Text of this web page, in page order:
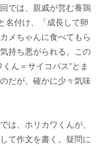
では、親戚が営む養鶏
名付け、「成長して卵
メちゃんに食べてもら
持ち悪がられる。この
ん＝サイコパス”とま
だが、確かに少々気味
、ホリカワくんが、
て作文を書く。疑問に